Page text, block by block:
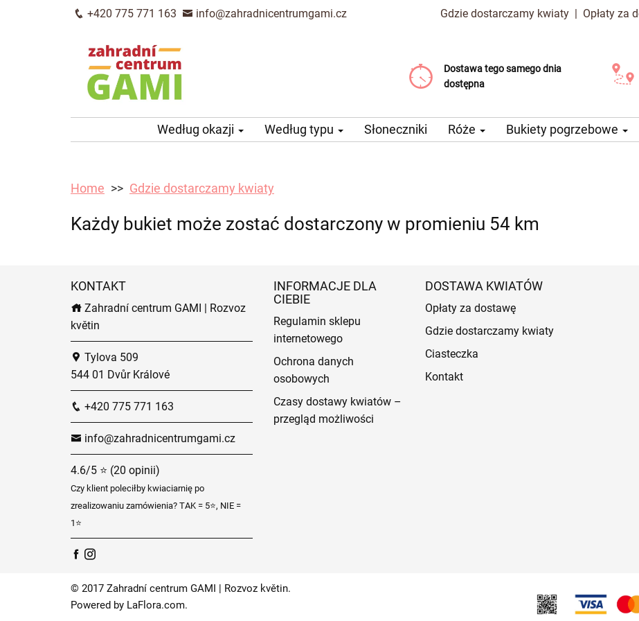
+420 775 771 163 info@zahradnicentrumgami.cz Gdzie dostarczamy kwiaty | Opłaty za
Dostawa tego samego dnia
dostępna
Koszt dostawy już od 99 CZK
Wybierz datę dostawy
Według okazji Według typu Słoneczniki Róże Bukiety pogrzebowe
Home Gdzie dostarczamy kwiaty
Każdy bukiet może zostać dostarczony w promieniu 54 km
KONTAKT
Zahradní centrum GAMI | Rozvoz
květin
Tylova 509
544 01 Dvůr Králové
+420 775 771 163
info@zahradnicentrumgami.cz
4.6/5 ⭐ (20 opinii)
Czy klient poleciłby kwiaciarnię po
zrealizowaniu zamówienia? TAK = 5⭐, NIE =
1⭐
INFORMACJE DLA
CIEBIE
Regulamin sklepu
internetowego
Ochrona danych
osobowych
Czasy dostawy kwiatów –
przegląd możliwości
DOSTAWA KWIATÓW
Opłaty za dostawę
Gdzie dostarczamy kwiaty
Ciasteczka
Kontakt
© 2017 Zahradní centrum GAMI | Rozvoz květin.
Powered by LaFlora.com.